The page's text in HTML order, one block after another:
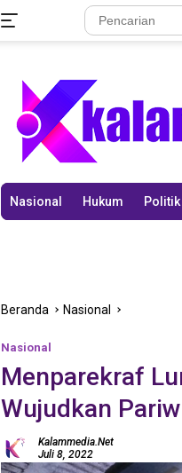
Nasional Hukum Politik
Beranda Nasional
Nasional
Menparekraf
Wujudkan
Kalammedia.net
Juli 8, 2022